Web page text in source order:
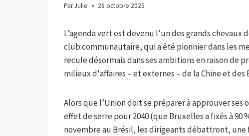
ParJulie 26 octobre 2025
L’agenda vert est devenu l’un des grands
club communautaire, qui a été pionnier dans les
recule désormais dans ses ambitions en raison de
milieux d'affaires – et externes – de la Chine et des
Alors que l’Union doit se préparer à approuver
effet de serre pour 2040 (que Bruxelles a fixés à
novembre au Brésil, les dirigeants débattront,